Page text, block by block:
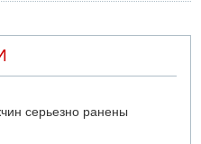
серьезно ранены